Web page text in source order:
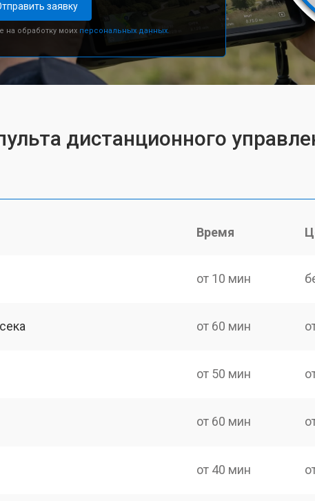
заявку
на обработку моих персональных данных.
дистанционного
Время
от 10 мин
от 60 мин
от 50 мин
от 60 мин
от 40 мин